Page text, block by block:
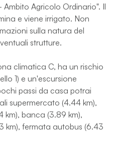
Agricolo Ordinario". Il
e viene irrigato. Non
sulla natura del
strutture.
climatica C, ha un rischio
1) e un'escursione
passi da casa potrai
supermercato (4.44 km),
km), banca (3.89 km),
km), fermata autobus (6.43